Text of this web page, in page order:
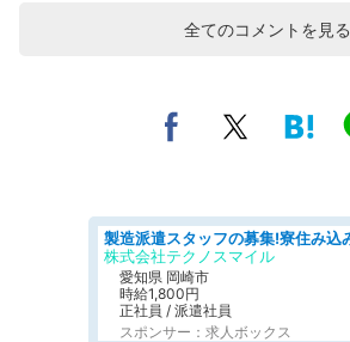
全てのコメントを見る
株式会社テクノスマイル
愛知県 岡崎市
時給1,800円
正社員 / 派遣社員
スポンサー：求人ボックス